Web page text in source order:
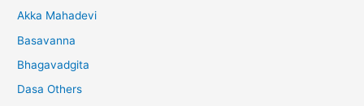
Akka Mahadevi
Basavanna
Bhagavadgita
Dasa Others